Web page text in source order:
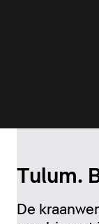
Tulum.
De